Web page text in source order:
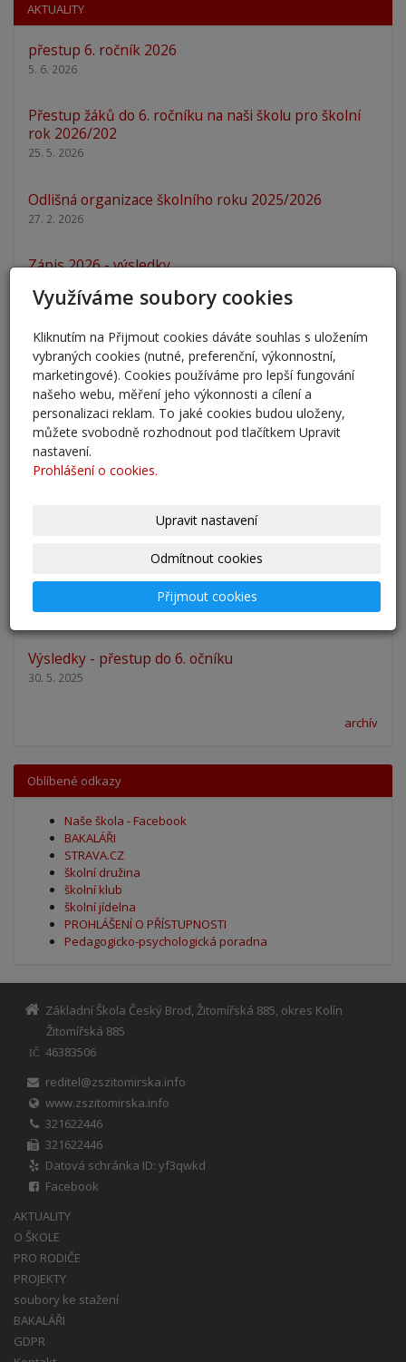
AKTUALITY
přestup 6. ročník 2026
5. 6. 2026
Přestup žáků do 6. ročníku na naši školu pro školní
rok 2026/202
25. 5. 2026
Odlišná organizace školního roku 2025/2026
27. 2. 2026
Zápis 2026 - výsledky
Zápis 2026
14. 1. 2026
Nový školní rok - informace
31. 8. 2025
Pěšky do školy
29. 8. 2025
Zahájení školního roku 2025/2026
27. 8. 2025
Výsledky - přestup do 6. očníku
30. 5. 2025
archív
Oblíbené odkazy
Naše škola - Facebook
BAKALÁŘI
STRAVA.CZ
školní družina
školní klub
školní jídelna
PROHLÁŠENÍ O PŘÍSTUPNOSTI
Pedagogicko-psychologická poradna
Základní Škola Český Brod, Žitomířská 885, okres Kolín
Žitomířská 885
IČ
46383506
reditel@zszitomirska.info
www.zszitomirska.info
321622446
321622446
Datová schránka ID: yf3qwkd
Facebook
AKTUALITY
O ŠKOLE
PRO RODIČE
PROJEKTY
soubory ke stažení
BAKALÁŘI
GDPR
Využíváme soubory cookies
Kliknutím na Přijmout cookies dáváte souhlas s uložením
vybraných cookies (nutné, preferenční, výkonnostní,
marketingové). Cookies používáme pro lepší fungování
našeho webu, měření jeho výkonnosti a cílení a
personalizaci reklam. To jaké cookies budou uloženy,
můžete svobodně rozhodnout pod tlačítkem Upravit
nastavení.
Prohlášení o cookies.
Upravit nastavení
Odmítnout cookies
Přijmout cookies